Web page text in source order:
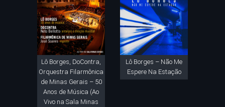
Lô Borges, DoContra,
Orquestra Filarmônica
de Minas Gerais – 50
Anos de Música (Ao
Vivo na Sala Minas
Lô Borges – Não Me
Espere Na Estação